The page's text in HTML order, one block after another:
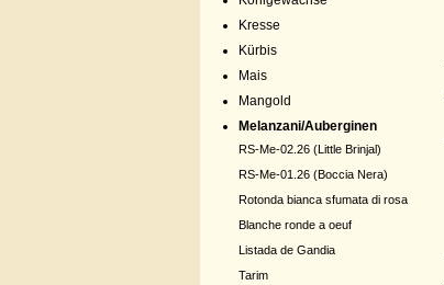
Kresse
Kürbis
Mais
Mangold
Melanzani/Auberginen
RS-Me-02.26 (Little Brinjal)
RS-Me-01.26 (Boccia Nera)
Rotonda bianca sfumata di rosa
Blanche ronde a oeuf
Listada de Gandia
Tarim